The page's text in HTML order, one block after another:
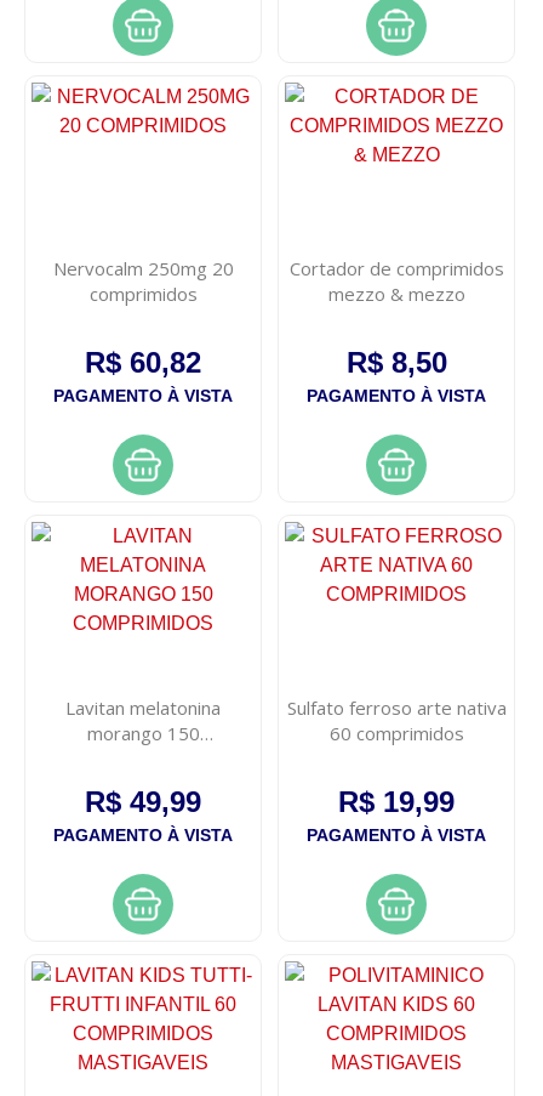
Nervocalm 250mg 20
comprimidos
R$ 60,82
PAGAMENTO À VISTA
Cortador de comprimidos
mezzo & mezzo
R$ 8,50
PAGAMENTO À VISTA
Lavitan melatonina
morango 150
R$ 49,99
PAGAMENTO À VISTA
Sulfato ferroso arte nativa
60 comprimidos
R$ 19,99
PAGAMENTO À VISTA